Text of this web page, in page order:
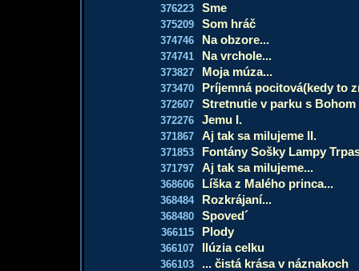
376223 Sme
375209 Som hráč
374746 Na obzore...
374741 Na vrchole...
373827 Moja múza...
373470 Príjemná pocitová(kedy to
372607 Stretnutie v parku s Bohom
372276 Jemu I.
371867 Aj tak sa milujeme II.
371853 Fontány Sošky Lampy
371797 Aj tak sa milujeme...
368606 Líška z Malého princa...
368484 Rozkrájaní...
368480 Spoved´
366115 Plody
366107 Ilúzia celku
366103 ... čistá krása v náznakoch